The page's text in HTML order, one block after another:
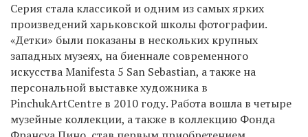
Серия стала классикой и одним из самых ярких
произведений харьковской школы фотографии.
«Детки» были показаны в нескольких крупных
западных музеях, на биеннале современного
искусства Manifesta 5 San Sebastian, а также на
персональной выставке художника в
PinchukArtCentre в 2010 году. Работа вошла в четыре
музейные коллекции, а также в коллекцию Фонда